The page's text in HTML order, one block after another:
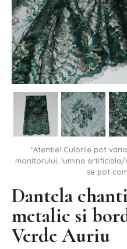
*Atentie! Culorile pot
monitorului, lumina
se pot
Dantela
metalic si
Verde Auriu